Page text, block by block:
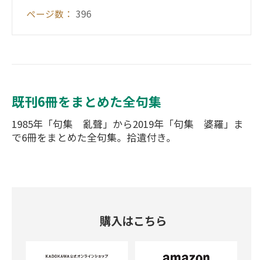
ページ数： 396
既刊6冊をまとめた全句集
1985年「句集 亂聲」から2019年「句集 婆羅」ま
で6冊をまとめた全句集。拾遺付き。
購入はこちら